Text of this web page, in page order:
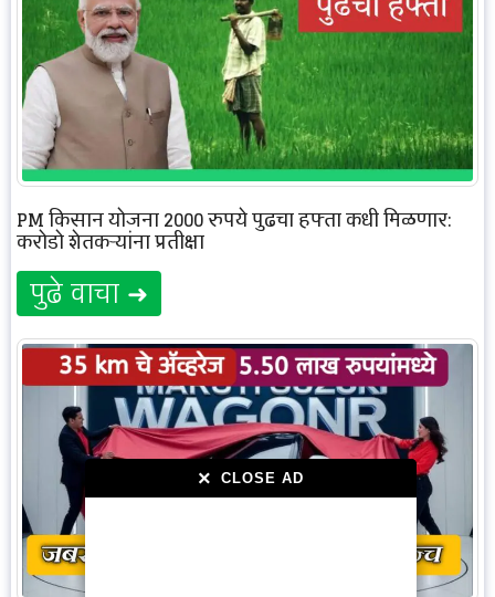
× CLOSE AD
× CLOSE AD
PM किसान योजना 2000 रुपये पुढचा हफ्ता कधी मिळणार:
करोडो शेतकऱ्यांना प्रतीक्षा
पुढे वाचा ➜